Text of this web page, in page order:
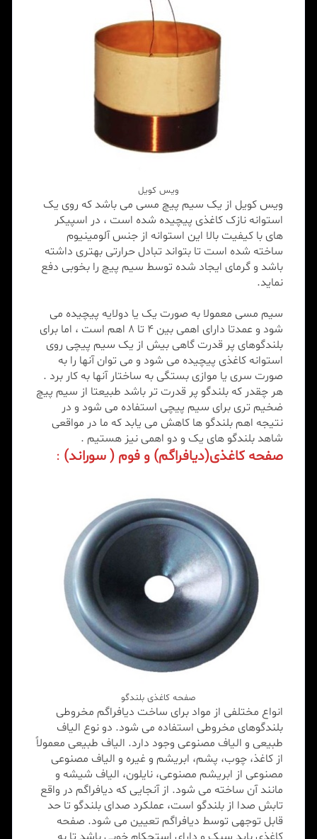
ویس کویل
ویس کویل از یک سیم پیچ مسی می باشد که روی یک
استوانه نازک کاغذی پیچیده شده است ، در اسپیکر
های با کیفیت بالا این استوانه از جنس آلومینیوم
ساخته شده است تا بتواند تبادل حرارتی بهتری داشته
باشد و گرمای ایجاد شده توسط سیم پیچ را بخوبی دفع
نماید.
سیم مسی معمولا به صورت یک یا دولایه پیچیده می
شود و عمدتا دارای اهمی بین 4 تا 8 اهم است ، اما برای
بلندگوهای پر قدرت گاهی بیش از یک سیم پیچی روی
استوانه کاغذی پیچیده می شود و می توان آنها را به
صورت سری یا موازی بستگی به ساختار آنها به کار برد .
هر چقدر که بلندگو پر قدرت تر باشد طبیعتا از سیم پیچ
ضخیم تری برای سیم پیچی استفاده می شود و در
نتیجه اهم بلندگو ها کاهش می یابد که ما در مواقعی
شاهد بلندگو های یک و دو اهمی نیز هستیم .
صفحه کاغذی(دیافراگم) و فوم ( سوراند) :
صفحه کاغذی بلندگو
انواع مختلفی از مواد برای ساخت دیافراگم مخروطی
بلندگوهای مخروطی استفاده می شود. دو نوع الیاف
طبیعی و الیاف مصنوعی وجود دارد. الیاف طبیعی معمولاً
از کاغذ، چوب، پشم، ابریشم و غیره و الیاف مصنوعی
مصنوعی از ابریشم مصنوعی، نایلون، الیاف شیشه و
مانند آن ساخته می شود. از آنجایی که دیافراگم در واقع
تابش صدا از بلندگو است، عملکرد صدای بلندگو تا حد
قابل توجهی توسط دیافراگم تعیین می شود. صفحه